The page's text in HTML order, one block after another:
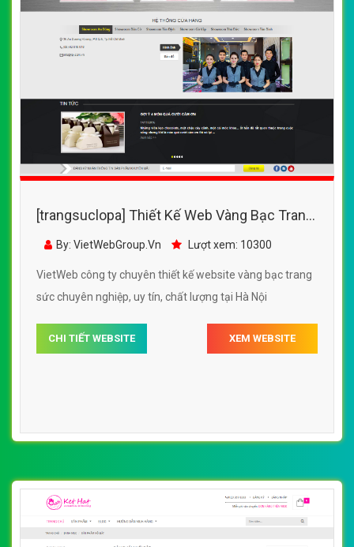
[trangsuclopa] Thiết Kế Web Vàng Bạc Trang
Sức Lộc Phúc đẹp SEO nhanh hiệu quả
By: VietWebGroup.Vn Lượt xem: 10300
VietWeb công ty chuyên thiết kế website vàng bạc trang
sức chuyên nghiệp, uy tín, chất lượng tại Hà Nội
CHI TIẾT WEBSITE XEM WEBSITE